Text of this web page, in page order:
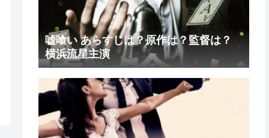
嘘喰い あらすじは？原作は？監督は？
横浜流星主演